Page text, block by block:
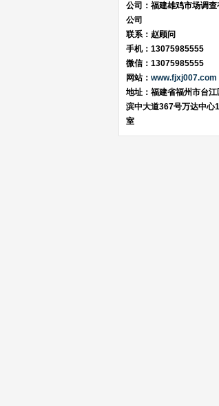
公司：福建雄鸡市场调查
公司
联系：赵顾问
手机：13075985555
微信：13075985555
网站： www.fjxj007.com
地址：福建省福州市台江
滨中大道367号万达中心
室